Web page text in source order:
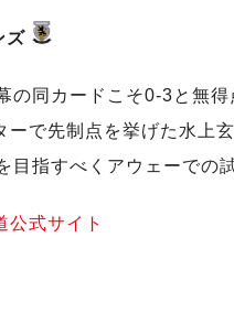
ズ
同カードこそ0-3と無
で先制点を挙げた水上
指すべくアウェーでの
公式サイト